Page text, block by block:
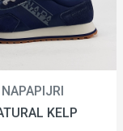
NAPAPIJRI
KELP